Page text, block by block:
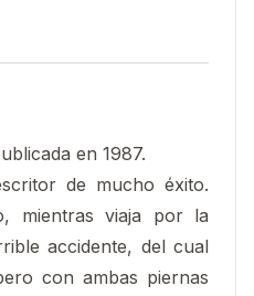
en 1987.
de mucho éxito.
mientras viaja por la
accidente, del cual
con ambas piernas